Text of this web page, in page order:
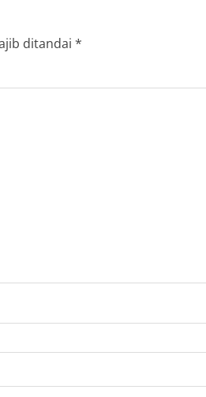
ditandai *